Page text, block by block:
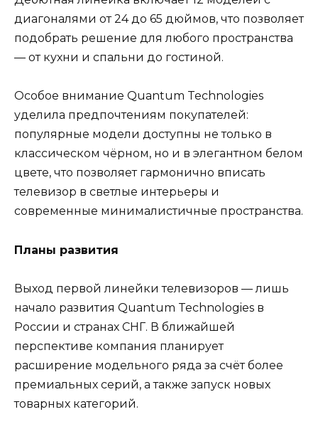
диагоналями от 24 до 65 дюймов, что позволяет
подобрать решение для любого пространства
— от кухни и спальни до гостиной.
Особое внимание Quantum Technologies
уделила предпочтениям покупателей:
популярные модели доступны не только в
классическом чёрном, но и в элегантном белом
цвете, что позволяет гармонично вписать
телевизор в светлые интерьеры и
современные минималистичные пространства.
Планы развития
Выход первой линейки телевизоров — лишь
начало развития Quantum Technologies в
России и странах СНГ. В ближайшей
перспективе компания планирует
расширение модельного ряда за счёт более
премиальных серий, а также запуск новых
товарных категорий.